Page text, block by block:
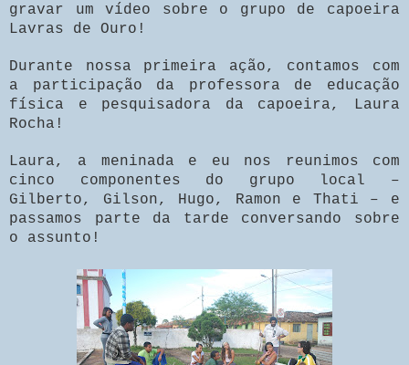
gravar um vídeo sobre o grupo de capoeira
Lavras de Ouro!
Durante nossa primeira ação, contamos com
a participação da professora de educação
física e pesquisadora da capoeira, Laura
Rocha!
Laura, a meninada e eu nos reunimos com
cinco componentes do grupo local –
Gilberto, Gilson, Hugo, Ramon e Thati – e
passamos parte da tarde conversando sobre
o assunto!